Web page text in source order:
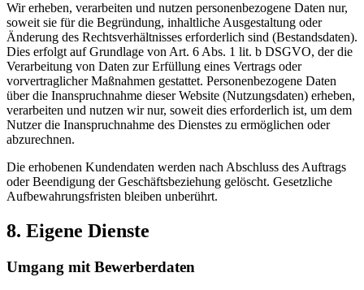
Wir erheben, verarbeiten und nutzen personenbezogene Daten nur,
soweit sie für die Begründung, inhaltliche Ausgestaltung oder
Änderung des Rechtsverhältnisses erforderlich sind (Bestandsdaten).
Dies erfolgt auf Grundlage von Art. 6 Abs. 1 lit. b DSGVO, der die
Verarbeitung von Daten zur Erfüllung eines Vertrags oder
vorvertraglicher Maßnahmen gestattet. Personenbezogene Daten
über die Inanspruchnahme dieser Website (Nutzungsdaten) erheben,
verarbeiten und nutzen wir nur, soweit dies erforderlich ist, um dem
Nutzer die Inanspruchnahme des Dienstes zu ermöglichen oder
abzurechnen.
Die erhobenen Kundendaten werden nach Abschluss des Auftrags
oder Beendigung der Geschäftsbeziehung gelöscht. Gesetzliche
Aufbewahrungsfristen bleiben unberührt.
8. Eigene Dienste
Umgang mit Bewerberdaten